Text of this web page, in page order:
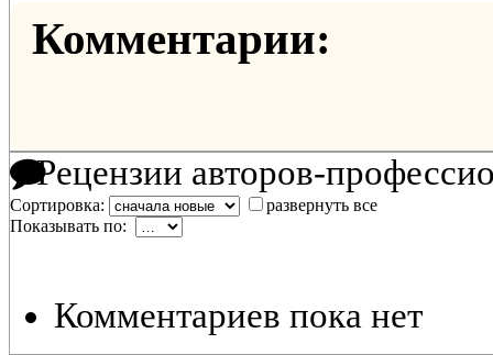
Комментарии:
Рецензии авторов-
Сортировка:
развернуть все
Показывать по:
Комментариев пока нет